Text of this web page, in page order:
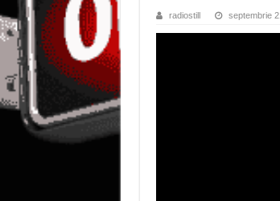
radiostill septembrie